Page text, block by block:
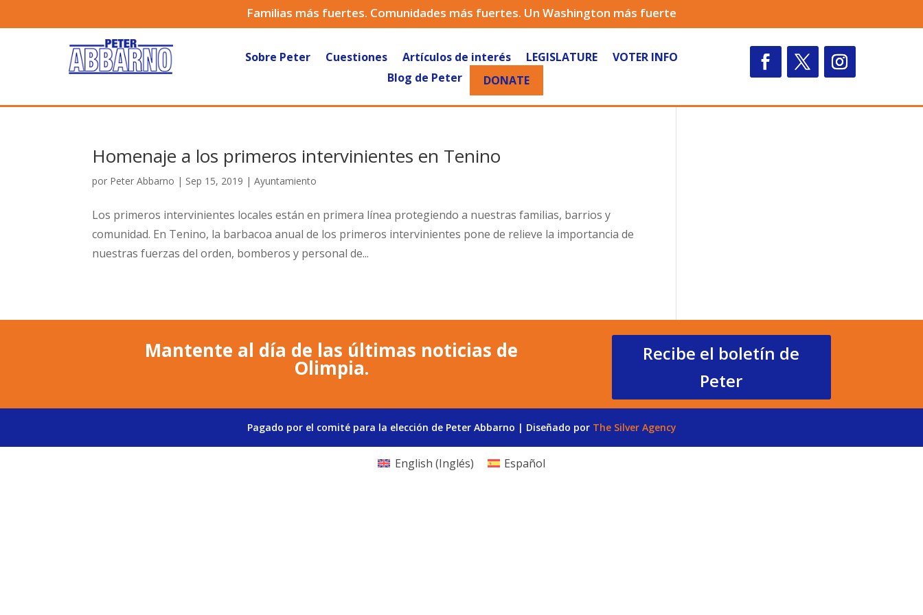
Familias más fuertes. Comunidades más fuertes. Un Washington más fuerte
Sobre Peter Cuestiones Artículos de interés LEGISLATURE
VOTER INFO
Blog de Peter
DONATE
Homenaje a los primeros intervinientes en Tenino
por Peter Abbarno | Sep 15, 2019 |Ayuntamiento
Los primeros intervinientes locales están en primera línea protegiendo a nuestras familias, barrios y
comunidad. En Tenino, la barbacoa anual de los primeros intervinientes pone de relieve la importancia de
nuestras fuerzas del orden, bomberos y personal de...
Mantente al día de las últimas noticias de
Olimpia.
Recibe el boletín de
Peter
Pagado por el comité para la elección de Peter Abbarno | Diseñado por The Silver Agency
English (Inglés) Español